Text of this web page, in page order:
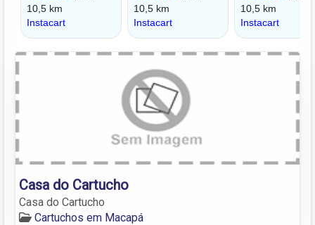
Casa do Cartucho
Casa do Cartucho
Cartuchos em Macapá